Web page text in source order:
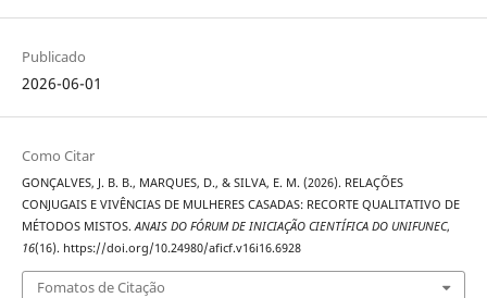
Publicado
2026-06-01
Como Citar
GONÇALVES, J. B. B., MARQUES, D., & SILVA, E. M. (2026). RELAÇÕES
CONJUGAIS E VIVÊNCIAS DE MULHERES CASADAS: RECORTE QUALITATIVO DE
MÉTODOS MISTOS.ANAIS DO FÓRUM DE INICIAÇÃO CIENTÍFICA DO UNIFUNEC,
16(16). https://doi.org/10.24980/aficf.v16i16.6928
Fomatos de Citação